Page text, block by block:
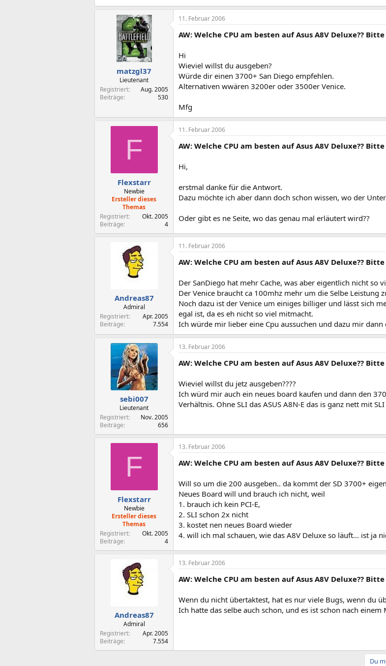
matzgl37
Lieutenant
Registriert
Aug. 2005
Beiträge
530
11. Februar 2006
AW: Welche CPU am besten auf Asus A8V Deluxe??
Hi
Wieviel willst du ausgeben?
Würde dir einen 3700+ San Diego empfehlen.
Alternativen wwären 3200er oder 3500er Venice.
Mfg
F
Flexstarr
Newbie
Ersteller dieses
Themas
Registriert
Okt. 2005
Beiträge
4
11. Februar 2006
AW: Welche CPU am besten auf Asus A8V Deluxe??
Hi,
erstmal danke für die Antwort.
Dazu möchte ich aber dann doch schon wissen, wo der
Oder gibt es ne Seite, wo das genau mal erläutert wird??
Andreas87
Admiral
Registriert
Apr. 2005
Beiträge
7.554
11. Februar 2006
AW: Welche CPU am besten auf Asus A8V Deluxe??
Der SanDiego hat mehr Cache, was aber eigentlich nicht so
Der Venice braucht ca 100mhz mehr um die Selbe Leistung
Noch dazu ist der Venice um einiges billiger und lässt sich
egal ist, da es eh nicht so viel mitmacht.
Ich würde mir lieber eine Cpu aussuchen und dazu mir
sebi007
Lieutenant
Registriert
Nov. 2005
Beiträge
656
13. Februar 2006
AW: Welche CPU am besten auf Asus A8V Deluxe??
Wieviel willst du jetz ausgeben????
Ich würd mir auch ein neues board kaufen und dann den
Verhältnis. Ohne SLI das ASUS A8N-E das is ganz nett mit SLI
F
Flexstarr
Newbie
Ersteller dieses
Themas
Registriert
Okt. 2005
Beiträge
4
13. Februar 2006
AW: Welche CPU am besten auf Asus A8V Deluxe??
Will so um die 200 ausgeben.. da kommt der SD 3700+
Neues Board will und brauch ich nicht, weil
1. brauch ich kein PCI-E,
2. SLI schon 2x nicht
3. kostet nen neues Board wieder
4. will ich mal schauen, wie das A8V Deluxe so läuft... ist ja
Andreas87
Admiral
Registriert
Apr. 2005
Beiträge
7.554
13. Februar 2006
AW: Welche CPU am besten auf Asus A8V Deluxe??
Wenn du nicht übertaktest, hat es nur viele Bugs, wenn du
Ich hatte das selbe auch schon, und es ist schon nach
Du